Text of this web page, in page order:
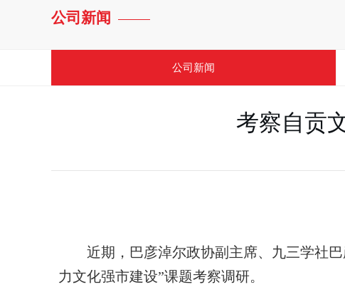
公司新闻
公司新闻
考察自贡
近期，巴彦淖尔政协副主席、九三学社
力文化强市建设”课题考察调研。